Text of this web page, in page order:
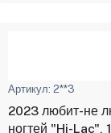
Артикул: 2**3
2023 любит-не
ногтей "Hi-Lac",